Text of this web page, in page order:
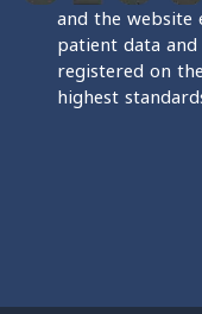
and the
patient data
registered on
highest